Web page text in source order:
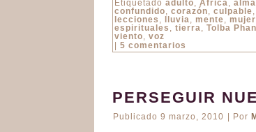
Etiquetado adulto, África, alma
confundido, corazón, culpable,
lecciones , lluvia, mente,
espirituales , tierra, Tolba
viento, voz
5 comentarios
PERSEGUIR
Publicado 9 marzo, 2010 Por